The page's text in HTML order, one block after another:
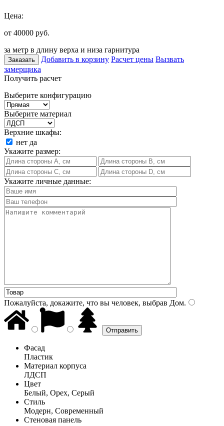
Цена:
от 40000 руб.
за метр в длину верха и низа гарнитура
Заказать Добавить в корзину Расчет цены Вызвать
замерщика
Получить расчет
Выберите конфигурацию
Выберите материал
Верхние шкафы:
нет да
Укажите размер:
Укажите личные данные:
Пожалуйста, докажите, что вы человек, выбрав Дом.
Фасад
Пластик
Материал корпуса
ЛДСП
Цвет
Белый, Орех, Серый
Стиль
Модерн, Современный
Стеновая панель